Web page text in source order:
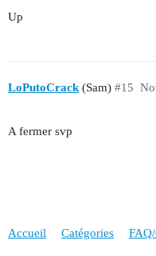
Up
LoPutoCrack (Sam) #15
A fermer svp
Accueil Catégories